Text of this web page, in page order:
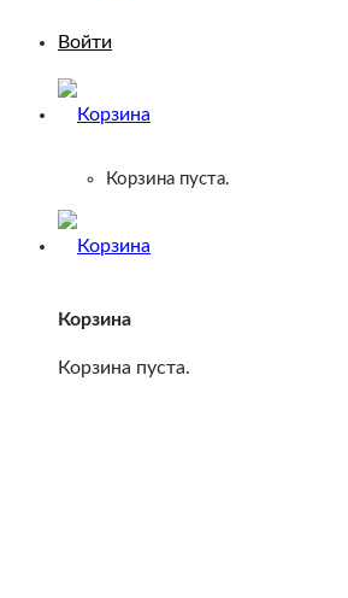
Войти
Корзина пуста.
Корзина
Корзина пуста.